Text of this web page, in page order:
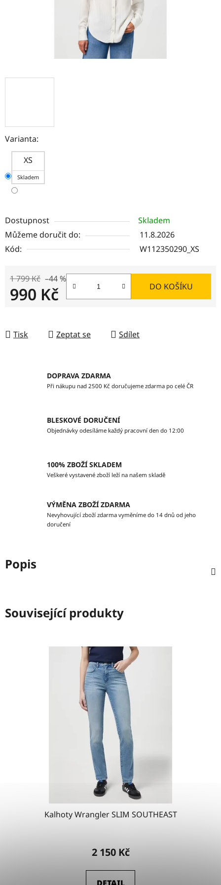
Varianta:
XS
Skladem
Dostupnost
Skladem
Můžeme doručit do:
11.8.2026
Kód:
W112350290_XS
1 799 Kč –44 %
990 Kč DO KOŠÍKU
Tisk Zeptat se Sdílet
DOPRAVA ZDARMA
Při nákupu nad 2500 Kč doručujeme zdarma po celé ČR
BLESKOVÉ DORUČENÍ
Objednávky odesíláme každý pracovní den do 12:00
100% ZBOŽÍ SKLADEM
Veškeré vystavené zboží leží na našem skladě
VÝMĚNA ZBOŽÍ ZDARMA
Nevyhovující zboží zdarma vyměníme do 14 dnů od jeho
doručení
Popis
Související produkty
Kalhoty Wrangler SLIM SOUTHEAST
2 150 Kč
DETAIL